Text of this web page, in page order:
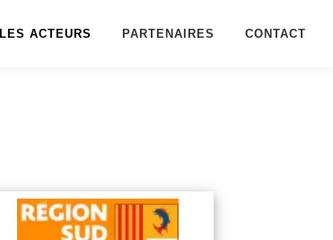
LES ACTEURS PARTENAIRES CONTACT